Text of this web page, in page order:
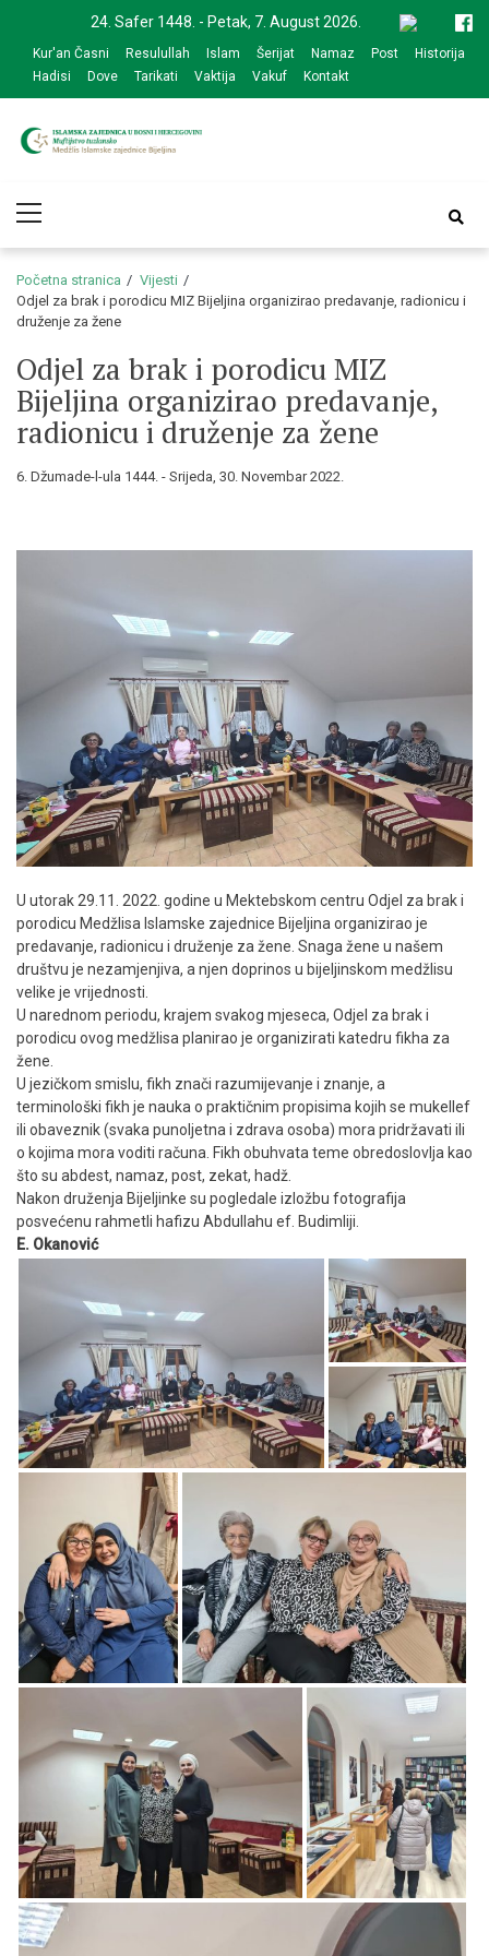
navigation
content
24. Safer 1448. - Petak, 7. August 2026.
Kur'an Časni Resulullah Islam Šerijat Namaz Post
Historija
Hadisi
Dove Tarikati Vaktija Vakuf Kontakt
zajednice Bijeljina
Menu
Početna stranica
Vijesti
Odjel za brak i porodicu MIZ Bijeljina organizirao predavanje, radionicu i
druženje za žene
Odjel za brak i porodicu MIZ
Bijeljina organizirao predavanje,
radionicu i druženje za žene
6. Džumade-l-ula 1444. - Srijeda, 30. Novembar 2022.
U utorak 29.11. 2022. godine u Mektebskom centru Odjel za brak i
porodicu Medžlisa Islamske zajednice Bijeljina organizirao je
predavanje, radionicu i druženje za žene. Snaga žene u našem
društvu je nezamjenjiva, a njen doprinos u bijeljinskom medžlisu
velike je vrijednosti.
U narednom periodu, krajem svakog mjeseca, Odjel za brak i
porodicu ovog medžlisa planirao je organizirati katedru fikha za
žene.
U jezičkom smislu, fikh znači razumijevanje i znanje, a
terminološki fikh je nauka o praktičnim propisima kojih se mukellef
ili obaveznik (svaka punoljetna i zdrava osoba) mora pridržavati ili
o kojima mora voditi računa. Fikh obuhvata teme obredoslovlja kao
što su abdest, namaz, post, zekat, hadž.
Nakon druženja Bijeljinke su pogledale izložbu fotografija
posvećenu rahmetli hafizu Abdullahu ef. Budimliji.
E. Okanović